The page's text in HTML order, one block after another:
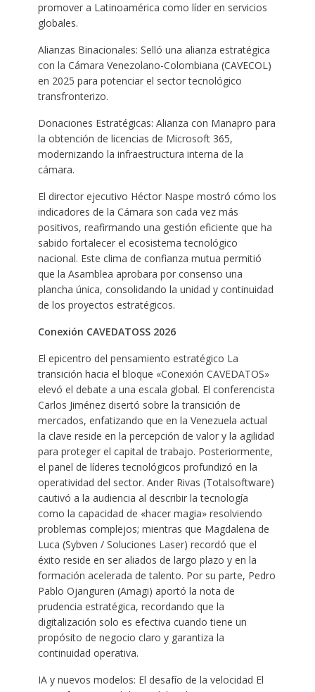
promover a Latinoamérica como líder en servicios
globales.
Alianzas Binacionales: Selló una alianza estratégica
con la Cámara Venezolano-Colombiana (CAVECOL)
en 2025 para potenciar el sector tecnológico
transfronterizo.
Donaciones Estratégicas: Alianza con Manapro para
la obtención de licencias de Microsoft 365,
modernizando la infraestructura interna de la
cámara.
El director ejecutivo Héctor Naspe mostró cómo los
indicadores de la Cámara son cada vez más
positivos, reafirmando una gestión eficiente que ha
sabido fortalecer el ecosistema tecnológico
nacional. Este clima de confianza mutua permitió
que la Asamblea aprobara por consenso una
plancha única, consolidando la unidad y continuidad
de los proyectos estratégicos.
Conexión CAVEDATOSS 2026
El epicentro del pensamiento estratégico La
transición hacia el bloque «Conexión CAVEDATOS»
elevó el debate a una escala global. El conferencista
Carlos Jiménez disertó sobre la transición de
mercados, enfatizando que en la Venezuela actual
la clave reside en la percepción de valor y la agilidad
para proteger el capital de trabajo. Posteriormente,
el panel de líderes tecnológicos profundizó en la
operatividad del sector. Ander Rivas (Totalsoftware)
cautivó a la audiencia al describir la tecnología
como la capacidad de «hacer magia» resolviendo
problemas complejos; mientras que Magdalena de
Luca (Sybven / Soluciones Laser) recordó que el
éxito reside en ser aliados de largo plazo y en la
formación acelerada de talento. Por su parte, Pedro
Pablo Ojanguren (Amagi) aportó la nota de
prudencia estratégica, recordando que la
digitalización solo es efectiva cuando tiene un
propósito de negocio claro y garantiza la
continuidad operativa.
IA y nuevos modelos: El desafío de la velocidad El